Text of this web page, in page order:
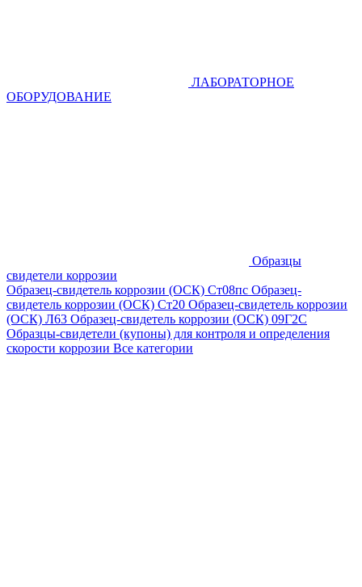
ЛАБОРАТОРНОЕ
ОБОРУДОВАНИЕ
Образцы
свидетели коррозии
Образец-свидетель коррозии (ОСК) Ст08пс Образец-
свидетель коррозии (ОСК) Ст20 Образец-свидетель коррозии
(ОСК) Л63 Образец-свидетель коррозии (ОСК) 09Г2С
Образцы-свидетели (купоны) для контроля и определения
скорости коррозии Все категории